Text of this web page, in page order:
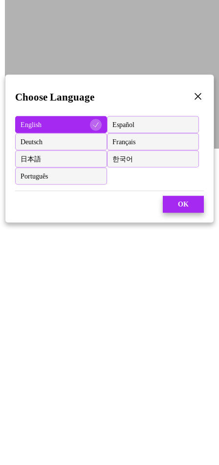
Choose Language
English Español
Deutsch Français
日本語 한국어
Português
OK